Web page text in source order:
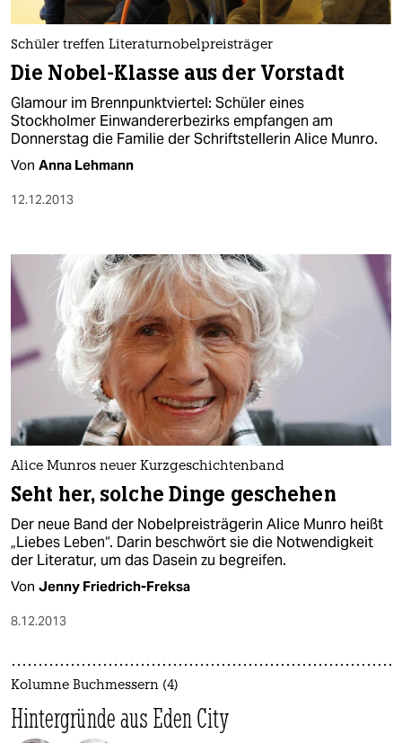
nord
wahrheit
verlag
verlag
veranstaltungen
fragen & hilfe
unterstützen
abo
genossenschaft
Schüler treffen Literaturnobelpreisträger
Die Nobel-Klasse aus der Vorstadt
Glamour im Brennpunktviertel: Schüler eines
Stockholmer Einwandererbezirks empfangen am
Donnerstag die Familie der Schriftstellerin Alice Munro.
Von Anna Lehmann
12.12.2013
Alice Munros neuer Kurzgeschichtenband
Seht her, solche Dinge geschehen
Der neue Band der Nobelpreisträgerin Alice Munro heißt
„Liebes Leben“. Darin beschwört sie die Notwendigkeit
der Literatur, um das Dasein zu begreifen.
Von Jenny Friedrich-Freksa
8.12.2013
Kolumne Buchmessern (4)
Hintergründe aus Eden City